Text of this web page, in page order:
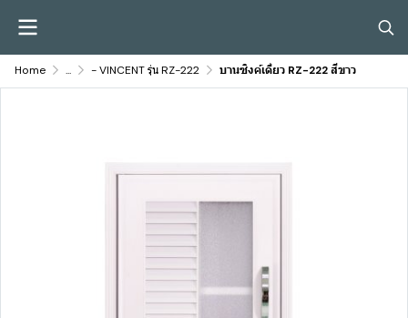
Home ... - VINCENT รุ่น RZ-222 บานซิงค์เดี่ยว RZ-222 สีขาว